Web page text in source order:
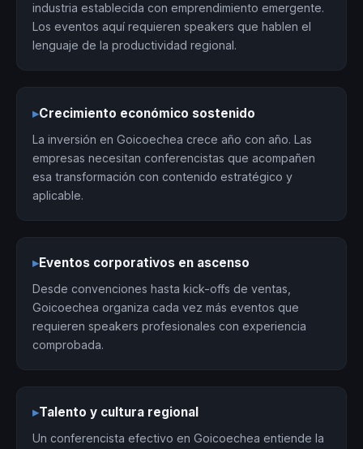
industria establecida con emprendimiento emergente.
Los eventos aquí requieren speakers que hablen el
lenguaje de la productividad regional.
▸Crecimiento económico sostenido
La inversión en Goicoechea crece año con año. Las
empresas necesitan conferencistas que acompañen
esa transformación con contenido estratégico y
aplicable.
▸Eventos corporativos en ascenso
Desde convenciones hasta kick-offs de ventas,
Goicoechea organiza cada vez más eventos que
requieren speakers profesionales con experiencia
comprobada.
▸Talento y cultura regional
Un conferencista efectivo en Goicoechea entiende la